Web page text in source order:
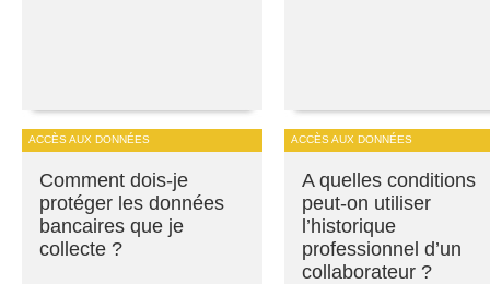
ACCÈS AUX DONNÉES
Comment dois-je
protéger les données
bancaires que je
collecte ?
ACCÈS AUX DONNÉES
A quelles conditions
peut-on utiliser
l’historique
professionnel d’un
collaborateur ?